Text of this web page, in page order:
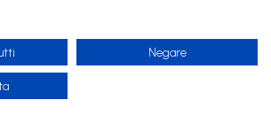
Negare